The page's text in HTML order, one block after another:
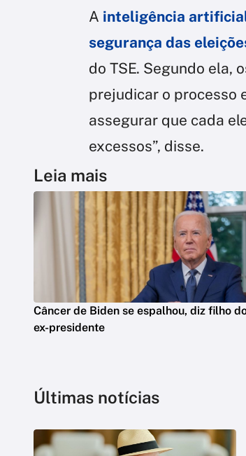
A inteligência
segurança das
do TSE. Segundo ela,
prejudicar o processo
assegurar que cada
excessos”, disse.
Leia mais
Câncer de Biden se espalhou, diz filho
ex-presidente
Últimas notícias